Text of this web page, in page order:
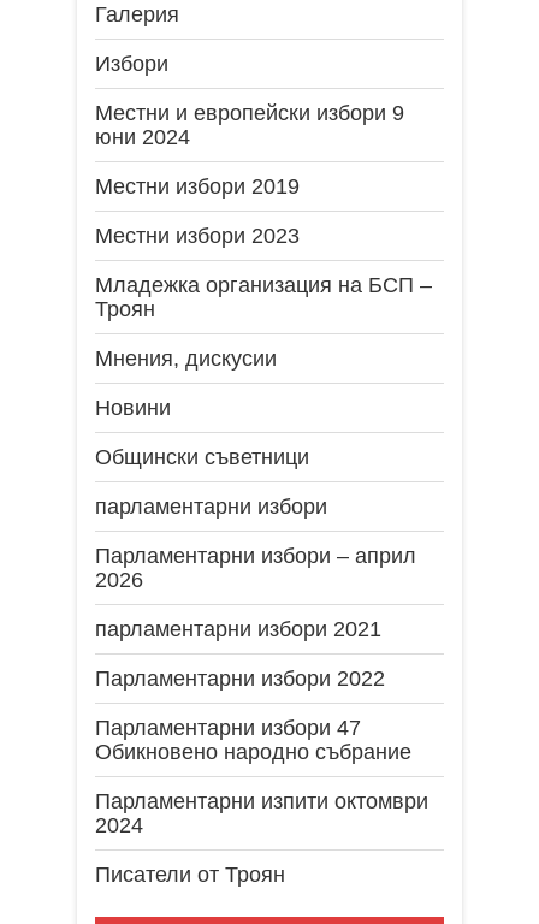
Галерия
Избори
Местни и европейски избори 9
юни 2024
Местни избори 2019
Местни избори 2023
Младежка организация на БСП –
Троян
Мнения, дискусии
Новини
Общински съветници
парламентарни избори
Парламентарни избори – април
2026
парламентарни избори 2021
Парламентарни избори 2022
Парламентарни избори 47
Обикновено народно събрание
Парламентарни изпити октомври
2024
Писатели от Троян